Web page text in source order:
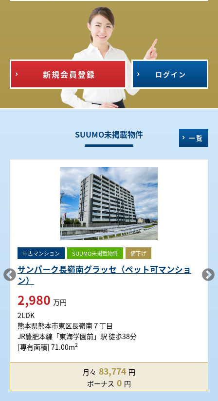
新規会員登録 ログイン
SUUMO未掲載物件 一覧
中古マンション SUUMO未掲載物件 値下げ
サンパーク長嶺南グラッセ（ペット可マンショ
ン）
2,980 万円
2LDK
熊本県熊本市東区長嶺南７丁目
JR豊肥本線「東海学園前」駅 徒歩38分
[専有面積] 71.00m2
月々 83,774 円
ボーナス 0 円